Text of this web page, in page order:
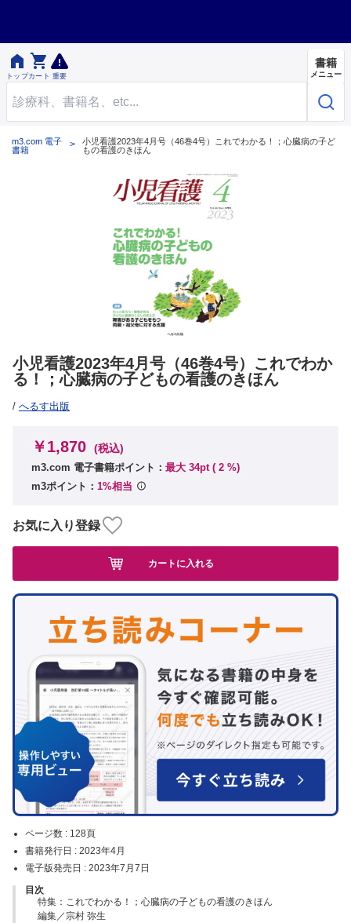

トップ

カート 重要
書籍
メニュー
m3.com 電子
書籍
小児看護2023年4月号（46巻4号）これでわかる！；心臓病の子ど
もの看護のきほん
小児看護2023年4月号（46巻4号）これでわか
る！；心臓病の子どもの看護のきほん
/ へるす出版
ページ数 : 128頁
書籍発行日 : 2023年4月
電子版発売日 : 2023年7月7日
目次
特集：これでわかる！；心臓病の子どもの看護のきほん
編集／宗村 弥生
￥1,870 (税込)
m3.com 電子書籍ポイント： 最大 34pt ( 2 %)
m3ポイント： 1%相当
お気に入り登録
カートに入れる